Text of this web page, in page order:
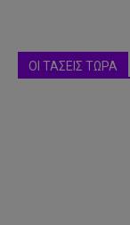
ΟΙ ΤΑΣΕΙΣ ΤΩΡΑ